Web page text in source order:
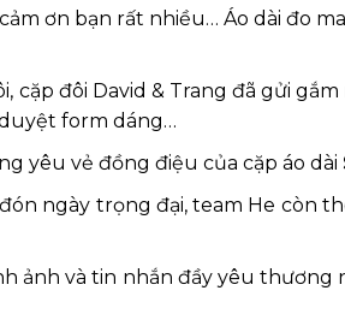
ơn bạn rất nhiều… Áo dài đo
cặp đôi David & Trang đã gửi
form dáng…
yêu vẻ đồng điệu của cặp áo dài
ngày trọng đại, team He còn
ảnh và tin nhắn đầy yêu thương